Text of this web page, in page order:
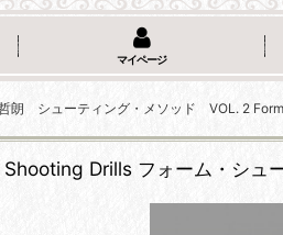
マイページ
朗 シューティング・メソッド VOL. 2
Drills フォーム・シュ